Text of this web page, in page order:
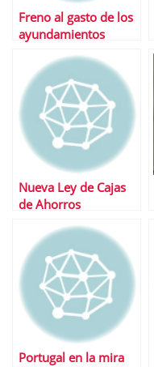
Freno al gasto de los
ayundamientos
Nueva Ley de Cajas
de Ahorros
Portugal en la mira